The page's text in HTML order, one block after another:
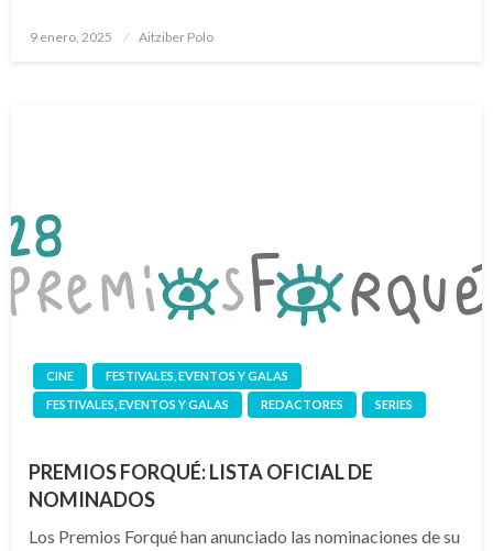
Publicado
9 enero, 2025 Aitziber Polo
CINE
FESTIVALES, EVENTOS Y GALAS
FESTIVALES, EVENTOS Y GALAS
REDACTORES SERIES
PREMIOS FORQUÉ: LISTA OFICIAL DE
NOMINADOS
Los Premios Forqué han anunciado las nominaciones de su